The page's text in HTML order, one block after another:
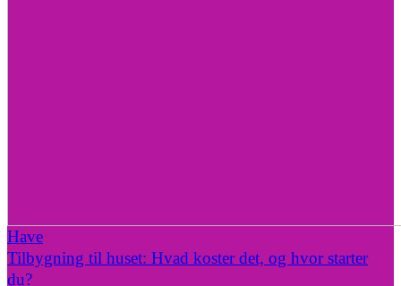
Have
Tilbygning til huset: Hvad koster det, og hvor starter
du?